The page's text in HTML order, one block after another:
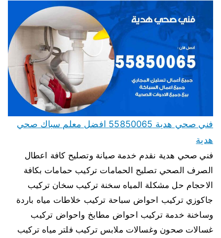
فني صحي هدية 55850065 افضل معلم سباك صحي
هدية
فني صحي هدية نقدم خدمة صيانة وتصليح كافة اعطال
الصرف الصحي تصليح الحمامات تركيب حمامات بكافة
الاحجام حل مشكلة المياه سخنة تركيب سخان تركيب
جاكوزي تركيب احواض سباحة تركيب خلاطات مياه باردة
وساخنة خدمة تركيب احواض مطابخ واحواض تركيب
غسالات صحون وغسالات ملابس تركيب فلتر مياه تركيب